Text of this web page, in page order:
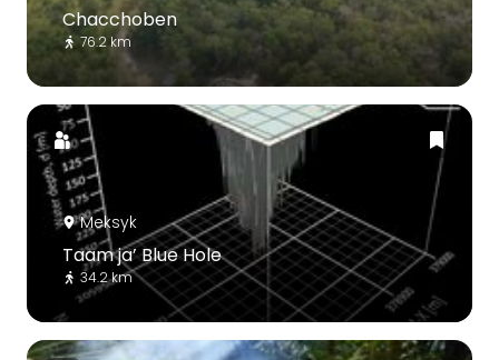
Chacchoben
76.2 km
Meksyk
Taam ja’ Blue Hole
34.2 km